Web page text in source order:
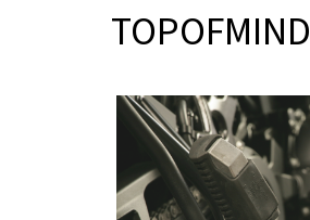
TOPOFMIND